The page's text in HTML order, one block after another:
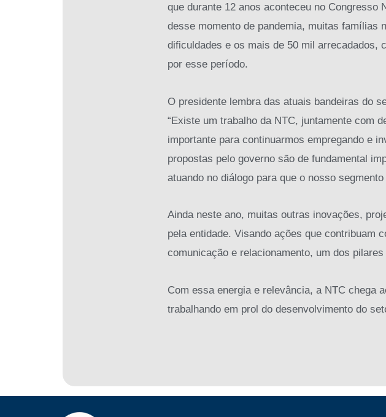
que durante 12 anos aconteceu no
desse momento de pandemia, muitas famílias
dificuldades e os mais de 50 mil arrecadados,
por esse período.
O presidente lembra das atuais bandeiras do
“Existe um trabalho da NTC, juntamente com
importante para continuarmos empregando e
propostas pelo governo são de fundamental
atuando no diálogo para que o nosso
Ainda neste ano, muitas outras inovações,
pela entidade. Visando ações que contribuam
comunicação e relacionamento, um dos
Com essa energia e relevância, a NTC chega
trabalhando em prol do desenvolvimento do